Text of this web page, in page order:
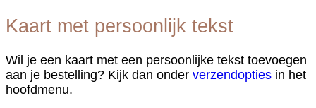
Kaart met persoonlijk tekst
Wil je een kaart met een persoonlijke tekst toevoegen
aan je bestelling? Kijk dan onder verzendopties in het
hoofdmenu.